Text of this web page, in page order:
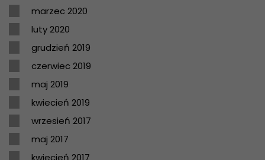
marzec 2020
luty 2020
grudzień 2019
czerwiec 2019
maj 2019
kwiecień 2019
wrzesień 2017
maj 2017
kwiecień 2017